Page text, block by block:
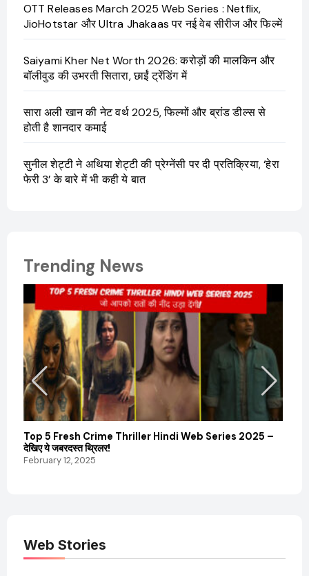
OTT Releases March 2025 Web Series : Netflix,
JioHotstar और Ultra Jhakaas पर नई वेब सीरीज और फिल्में
Saiyami Kher Net Worth 2026: करोड़ों की मालकिन और
बॉलीवुड की उभरती सितारा, छाईं ट्रेंडिंग में
सारा अली खान की नेट वर्थ 2025, फिल्मों और ब्रांड डील्स से
होती है शानदार कमाई
सुनील शेट्टी ने अथिया शेट्टी की प्रेग्नेंसी पर दी प्रतिक्रिया, ‘हेरा
फेरी 3’ के बारे में भी कही ये बात
Trending News
Top 5 Fresh Crime Thriller Hindi Web Series 2025 –
देखिए ये जबरदस्त थ्रिलर!
February 12, 2025
Web Stories
Elvish Yadav: एक
आम लड़के से यूट्यूबर
फिल्मों का जादू और उनका